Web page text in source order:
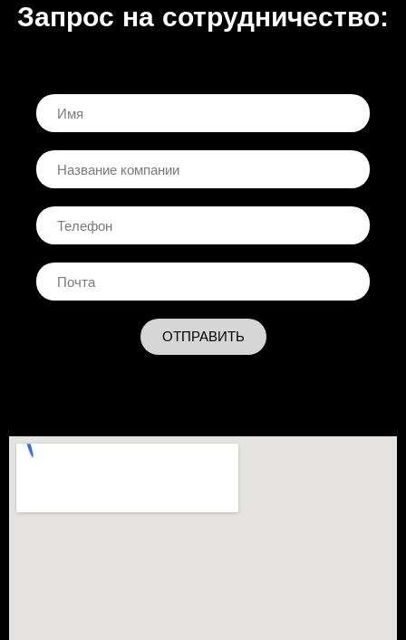
Запрос на сотрудничество:
ОТПРАВИТЬ